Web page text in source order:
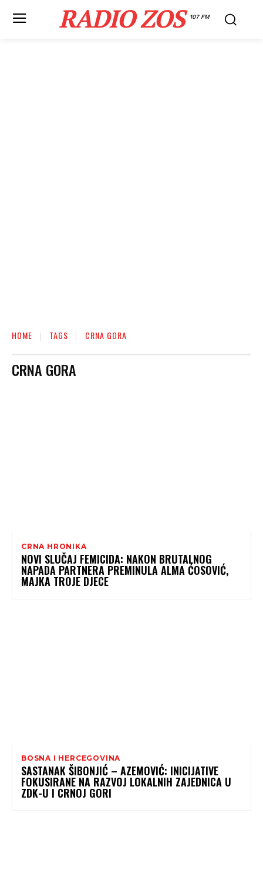
RADIO ZOS 107 FM
HOME TAGS CRNA GORA
CRNA GORA
CRNA HRONIKA
NOVI SLUČAJ FEMICIDA: NAKON BRUTALNOG
NAPADA PARTNERA PREMINULA ALMA ĆOSOVIĆ,
MAJKA TROJE DJECE
BOSNA I HERCEGOVINA
SASTANAK ŠIBONJIĆ – AZEMOVIĆ: INICIJATIVE
FOKUSIRANE NA RAZVOJ LOKALNIH ZAJEDNICA U
ZDK-U I CRNOJ GORI